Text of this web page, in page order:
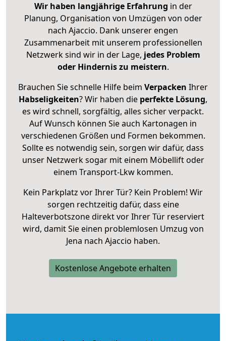
Wir haben langjährige Erfahrung in der
Planung, Organisation von Umzügen von oder
nach Ajaccio. Dank unserer engen
Zusammenarbeit mit unserem professionellen
Netzwerk sind wir in der Lage, jedes Problem
oder Hindernis zu meistern.
Brauchen Sie schnelle Hilfe beim Verpacken Ihrer
Habseligkeiten? Wir haben die perfekte Lösung,
es wird schnell, sorgfältig, alles sicher verpackt.
Auf Wunsch können Sie auch Kartonagen in
verschiedenen Größen und Formen bekommen.
Sollte es notwendig sein, sorgen wir dafür, dass
unser Netzwerk sogar mit einem Möbellift oder
einem Transport-Lkw kommen.
Kein Parkplatz vor Ihrer Tür? Kein Problem! Wir
sorgen rechtzeitig dafür, dass eine
Halteverbotszone direkt vor Ihrer Tür reserviert
wird, damit Sie einen problemlosen Umzug von
Jena nach Ajaccio haben.
Kostenlose Angebote erhalten